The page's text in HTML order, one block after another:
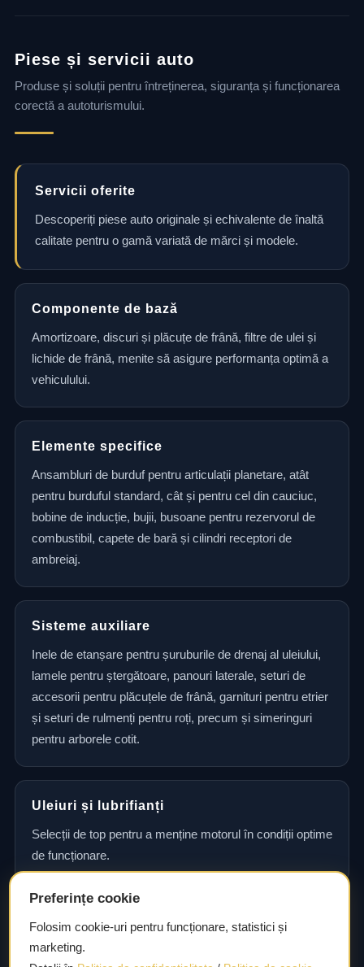
Piese și servicii auto
Produse și soluții pentru întreținerea, siguranța și funcționarea
corectă a autoturismului.
Servicii oferite
Descoperiți piese auto originale și echivalente de înaltă
calitate pentru o gamă variată de mărci și modele.
Componente de bază
Amortizoare, discuri și plăcuțe de frână, filtre de ulei și
lichide de frână, menite să asigure performanța optimă a
vehiculului.
Elemente specifice
Ansambluri de burduf pentru articulații planetare, atât
pentru burduful standard, cât și pentru cel din cauciuc,
bobine de inducție, bujii, busoane pentru rezervorul de
combustibil, capete de bară și cilindri receptori de
ambreiaj.
Sisteme auxiliare
Inele de etanșare pentru șuruburile de drenaj al uleiului,
lamele pentru ștergătoare, panouri laterale, seturi de
accesorii pentru plăcuțele de frână, garnituri pentru etrier
și seturi de rulmenți pentru roți, precum și simeringuri
pentru arborele cotit.
Uleiuri și lubrifianți
Selecții de top pentru a menține motorul în condiții optime
de funcționare.
Consultanță și asistență tehnică
Consultanță și asistență tehnică pentru alegerea pieselor
Preferințe cookie
Folosim cookie-uri pentru funcționare, statistici și
marketing.